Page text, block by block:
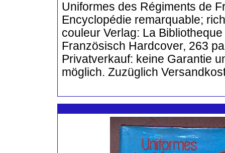
Uniformes des Régiments de
Encyclopédie remarquable;
couleur Verlag: La
Französisch Hardcover, 263
Privatverkauf: keine Garantie
möglich. Zuzüglich